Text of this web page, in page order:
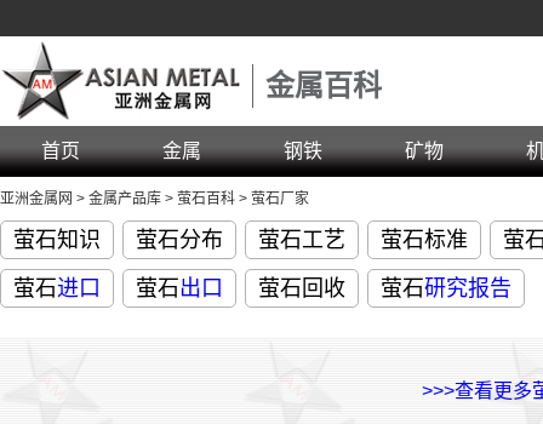
金属百科
首页 金属 钢铁 矿物
亚洲金属网 > 金属产品库 > 萤石百科 > 萤石厂家
萤石知识 萤石分布 萤石工艺 萤石标准
萤
萤石进口 萤石出口 萤石回收 萤石研究报告
>>>查看更多